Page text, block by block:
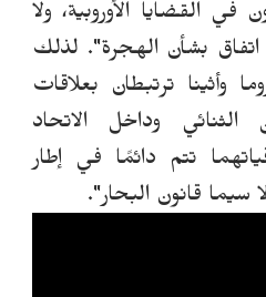
في القضايا الأوروبية، ولا
بشأن الهجرة". لذلك
وأثينا ترتبطان بعلاقات
وداخل الاتحاد
تتم دائمًا في إطار
سيما قانون البحار".